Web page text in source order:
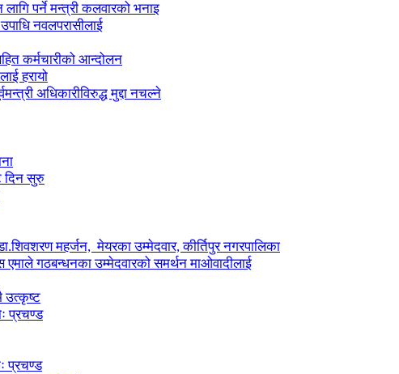
पर्ने मन्त्री कलवारको भनाइ
नवलपरासीलाई
कर्मचारीको आन्दोलन
हरायो
अधिकारीविरुद्ध मुद्दा नचल्ने
दिन सुरु
महर्जन, मेयरका उम्मेदवार, कीर्तिपुर नगरपालिका
एमाले गठबन्धनका उम्मेदवारको समर्थन माओवादीलाई
उत्कृष्ट
प्रचण्ड
प्रचण्ड